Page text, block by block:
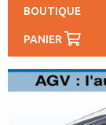
BOUTIQUE
PANIER